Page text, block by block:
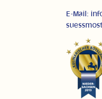
E-Mail: